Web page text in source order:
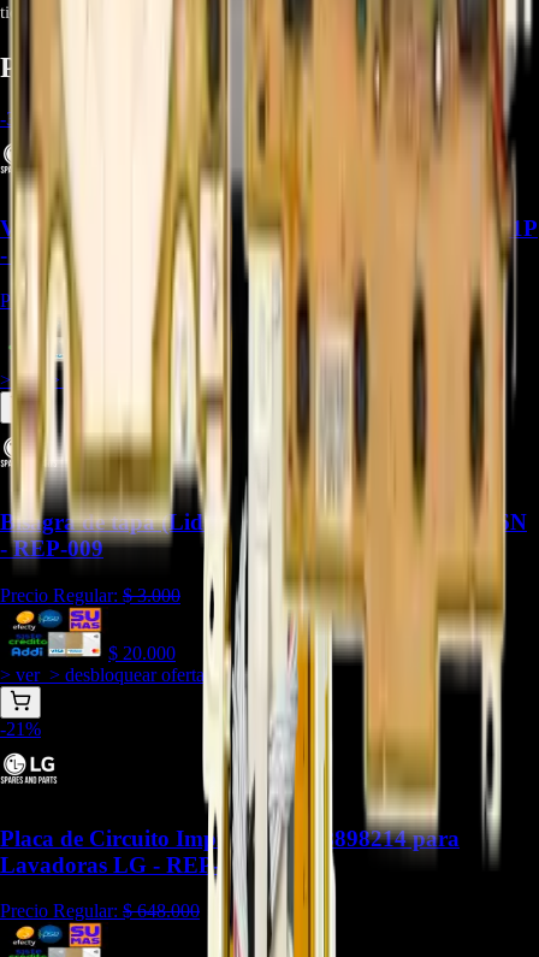
tiempo de uso y rendimiento del equipo.
Productos relacionados
-33
Válvula de entrada de agua (doble) LG 5221EA2001P
- REP-2264
Precio Regular: 180.000
> ver_
> desbloquear oferta_
Bisagra de tapa (Lid Hinge Lever) LG 4774FA4016N
- REP-009
Precio Regular: $3.000
$ 20.000
> ver_ > desbloquear oferta_
-21%
Placa de Circuito Impreso EBR78898214 para
Lavadoras LG - REP-1857
Precio Regular: $648.000